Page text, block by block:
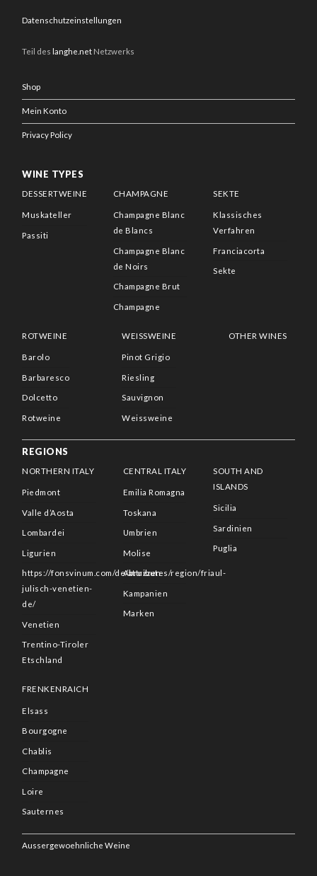
Datenschutzeinstellungen
Teil des langhe.net Netzwerks
Shop
Mein Konto
Privacy Policy
WINE TYPES
DESSERTWEINE
Muskateller
Passiti
CHAMPAGNE
Champagne Blanc
de Blancs
Champagne Blanc
de Noirs
Champagne Brut
Champagne
SEKTE
Klassisches
Verfahren
Franciacorta
Sekte
ROTWEINE
Barolo
Barbaresco
Dolcetto
Rotweine
WEISSWEINE
Pinot Grigio
Riesling
Sauvignon
Weissweine
OTHER WINES
REGIONS
NORTHERN ITALY
Piedmont
Valle d’Aosta
Lombardei
Ligurien
https://fonsvinum.com/de/attributes/region/friaul-
julisch-venetien-
de/
Venetien
Trentino-Tiroler
Etschland
CENTRAL ITALY
Emilia Romagna
Toskana
Umbrien
Molise
Abruzzen
Kampanien
Marken
SOUTH AND
ISLANDS
Sicilia
Sardinien
Puglia
FRENKENRAICH
Elsass
Bourgogne
Chablis
Champagne
Loire
Sauternes
Aussergewoehnliche Weine